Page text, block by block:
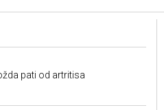
pati od artritisa